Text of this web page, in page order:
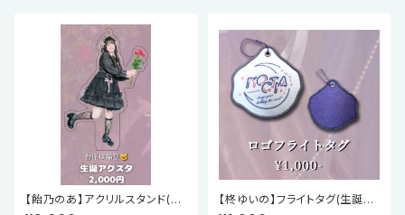
【飴乃のあ】アクリルスタンド(生
【柊ゆいの】フライトタグ(生誕祭